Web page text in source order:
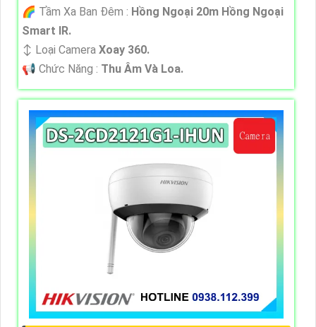
🌈 Tầm Xa Ban Đêm : Hồng Ngoại 20m Hồng Ngoại
Smart IR.
↕️ Loại Camera Xoay 360.
️📢 Chức Năng : Thu Âm Và Loa.